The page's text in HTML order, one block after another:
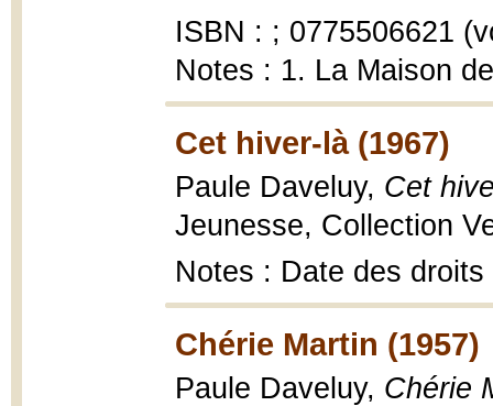
ISBN : ; 0775506621
Notes : 1. La Maison
Cet hiver-là (1967)
Paule Daveluy, Cet
Jeunesse, Collection
Notes : Date des
Chérie Martin (1957)
Paule Daveluy, Chérie